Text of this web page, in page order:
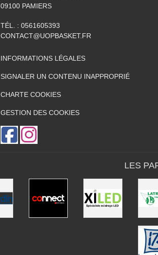
09100 PAMIERS
TÉL. : 0561605393
CONTACT@UOPBASKET.FR
INFORMATIONS LÉGALES
SIGNALER UN CONTENU INAPPROPRIÉ
CHARTE COOKIES
GESTION DES COOKIES
LES